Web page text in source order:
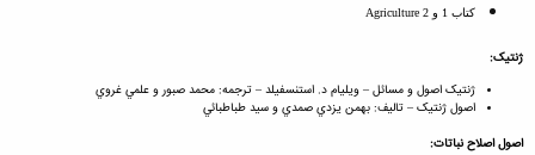
كتاب 1 و 2 Agriculture
ژنتيک:
ژنتيک اصول و مسائل – ويليام د. استنسفيلد – ترجمه: محمد صبور و علمي غروي
اصول ژنتيک – تاليف: بهمن يزدي صمدي و سيد طباطبائي
اصول اصلاح نباتات: